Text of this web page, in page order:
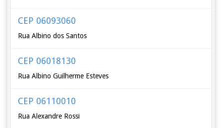
CEP 06093060
Rua Albino dos Santos
CEP 06018130
Rua Albino Guilherme Esteves
CEP 06110010
Rua Alexandre Rossi